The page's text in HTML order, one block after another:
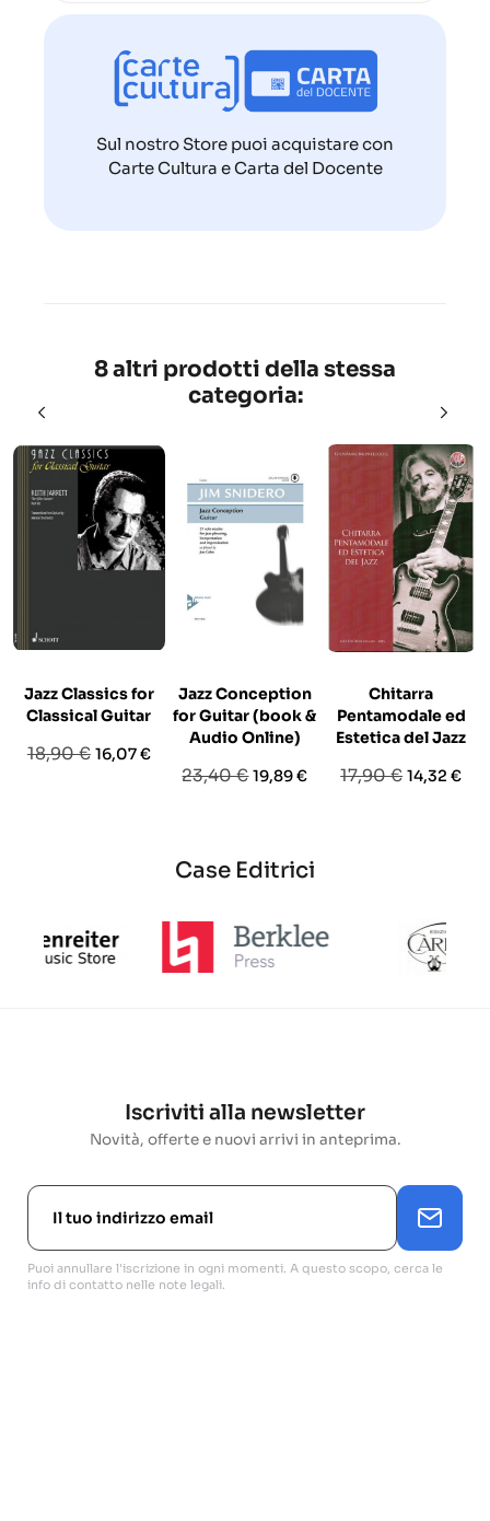
Sul nostro Store puoi acquistare con
Carte Cultura e Carta del Docente
8 altri prodotti della stessa
categoria:
Jazz Classics for
Classical Guitar
Prezzo
18,90 € Prezzo
16,07 €
Jazz Conception
for Guitar (book &
Audio Online)
Prezzo
23,40 €Prezzo
19,89 €
Chitarra
Pentamodale ed
Estetica del Jazz
Prezzo
17,90 € Prezzo
14,32 €
Case Editrici
Iscriviti alla newsletter
Novità, offerte e nuovi arrivi in anteprima.
Puoi annullare l'iscrizione in ogni momenti. A questo scopo, cerca le
info di contatto nelle note legali.